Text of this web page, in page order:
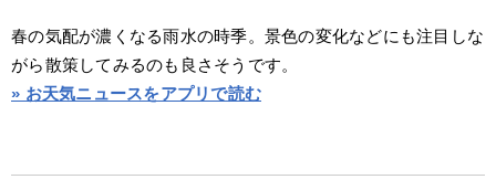
春の気配が濃くなる雨水の時季。景色の変化などにも注目しな
がら散策してみるのも良さそうです。
» お天気ニュースをアプリで読む